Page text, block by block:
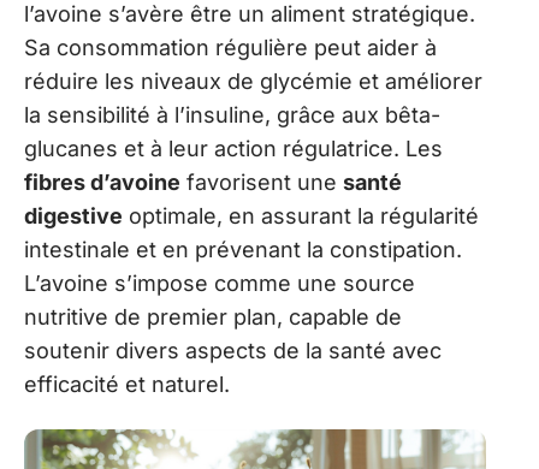
l’avoine s’avère être un aliment stratégique.
Sa consommation régulière peut aider à
réduire les niveaux de glycémie et améliorer
la sensibilité à l’insuline, grâce aux bêta-
glucanes et à leur action régulatrice. Les
fibres d’avoine favorisent une santé
digestive optimale, en assurant la régularité
intestinale et en prévenant la constipation.
L’avoine s’impose comme une source
nutritive de premier plan, capable de
soutenir divers aspects de la santé avec
efficacité et naturel.